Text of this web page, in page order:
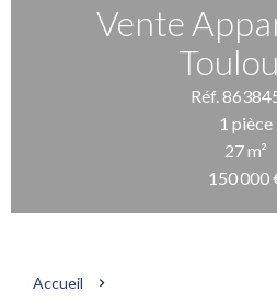
Vente
Réf.
1 pièce
27 m²
150 000
Accueil